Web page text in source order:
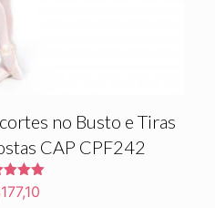
no Busto e Tiras
CAP CPF242
5.00
177,10